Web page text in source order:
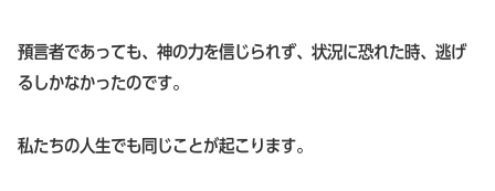
預言者であっても、神の力を信じられず、状況に恐れた時、逃げ
るしかなかったのです。
私たちの人生でも同じことが起こります。